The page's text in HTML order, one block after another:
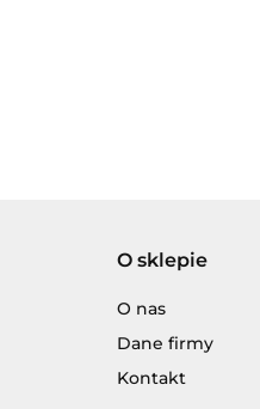
O sklepie
O nas
Dane firmy
Kontakt